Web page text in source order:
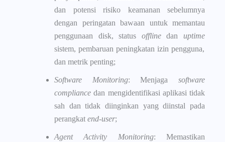
dan potensi risiko keamanan sebelumnya
dengan peringatan bawaan untuk memantau
penggunaan disk, status offlinedan uptime
sistem, pembaruan peningkatan izin pengguna,
dan metrik penting;
Software Monitoring: Menjagasoftware
compliance dan mengidentifikasi aplikasi tidak
sah dan tidak diinginkan yang diinstal pada
perangkat end-user;
Agent Activity Monitoring: Memastikan